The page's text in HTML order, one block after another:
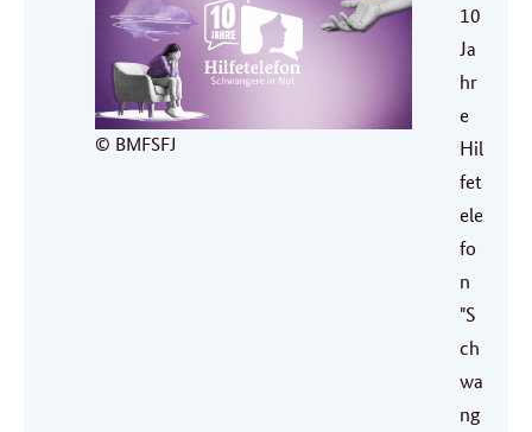
© BMFSFJ
10
Ja
hr
e
Hil
fet
ele
fo
n
"S
ch
wa
ng